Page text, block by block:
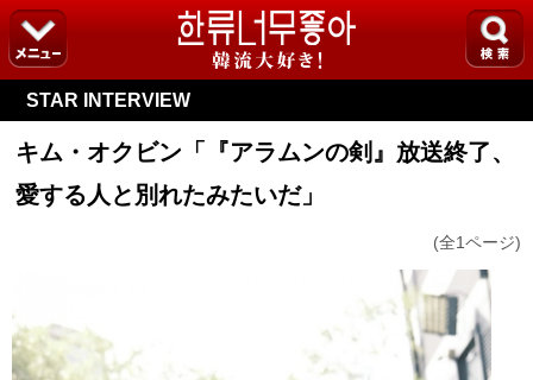
STAR INTERVIEW
キム・オクビン「『アラムンの剣』放送終了、
愛する人と別れたみたいだ」
(全1ページ)